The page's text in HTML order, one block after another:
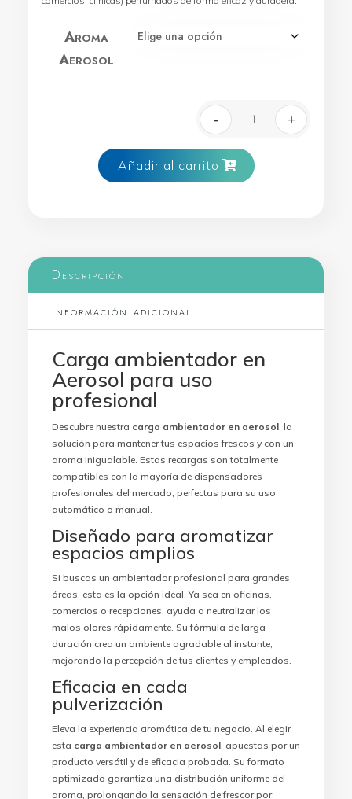
Aroma
Aerosol
Carga
- +
Añadir al carrito
Descripción
Información adicional
Carga ambientador en
Aerosol para uso
profesional
Descubre nuestra carga ambientador en aerosol, la
solución para mantener tus espacios frescos y con un
aroma inigualable. Estas recargas son totalmente
compatibles con la mayoría de dispensadores
profesionales del mercado, perfectas para su uso
automático o manual.
Diseñado para aromatizar
espacios amplios
Si buscas un ambientador profesional para grandes
áreas, esta es la opción ideal. Ya sea en oficinas,
comercios o recepciones, ayuda a neutralizar los
malos olores rápidamente. Su fórmula de larga
duración crea un ambiente agradable al instante,
mejorando la percepción de tus clientes y empleados.
Eficacia en cada
pulverización
Eleva la experiencia aromática de tu negocio. Al elegir
esta carga ambientador en aerosol, apuestas por un
producto versátil y de eficacia probada. Su formato
optimizado garantiza una distribución uniforme del
aroma, prolongando la sensación de frescor por